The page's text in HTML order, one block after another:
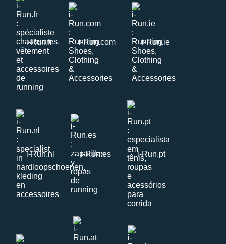
i-Run.fr i-Run.com i-Run.ie
i-Run.nl i-Run.es i-Run.pt